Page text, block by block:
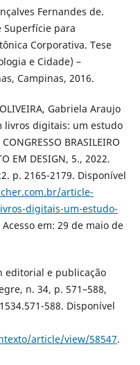
Fernandes de.
Superfície para
Corporativa. Tese
e Cidade) –
Campinas, 2016.
Gabriela Araujo
livros digitais: um estudo
BRASILEIRO
EM DESIGN, 5., 2022.
p. 2165-2179. Disponível
article-
digitais-um-estudo-
Acesso em: 29 de maio de
editorial e publicação
n. 34, p. 571–588,
588. Disponível
article/view/58547.